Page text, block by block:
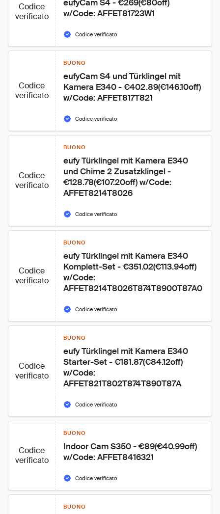
Codice
verificato
eufyCam S4 - €269(€80off)
w/Code: AFFET81723W1
Codice verificato
Codice
verificato
BUONO
eufyCam S4 und Türklingel mit
Kamera E340 - €402.89(€146.10off)
w/Code: AFFET817T821
Codice verificato
Codice
verificato
BUONO
eufy Türklingel mit Kamera E340
und Chime 2 Zusatzklingel -
€128.78(€107.20off) w/Code:
AFFET8214T8026
Codice verificato
Codice
verificato
BUONO
eufy Türklingel mit Kamera E340
Komplett-Set - €351.02(€113.94off)
w/Code:
AFFET8214T8026T874T8900T87A0
Codice verificato
Codice
verificato
BUONO
eufy Türklingel mit Kamera E340
Starter-Set - €181.87(€84.12off)
w/Code:
AFFET821T802T874T890T87A
Codice verificato
Codice
verificato
BUONO
Indoor Cam S350 - €89(€40.99off)
w/Code: AFFET8416321
Codice verificato
BUONO